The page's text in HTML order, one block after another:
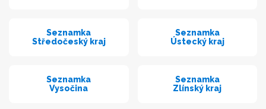
Seznamka
Středočeský kraj
Seznamka
Ústecký kraj
Seznamka
Vysočina
Seznamka
Zlínský kraj